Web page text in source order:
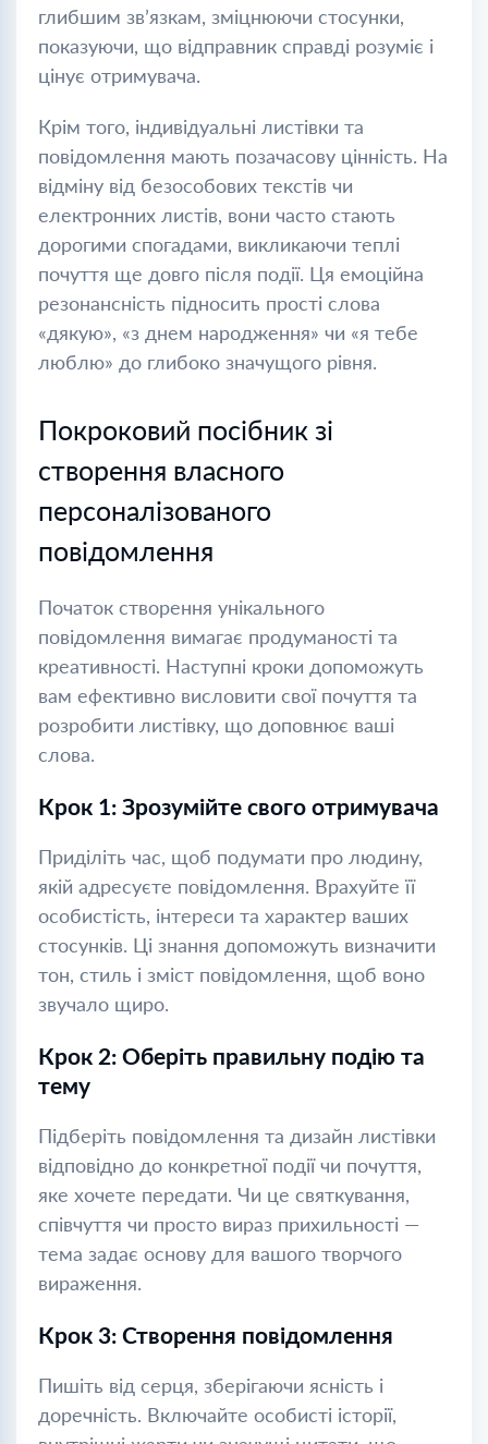
глибшим зв’язкам, зміцнюючи стосунки,
показуючи, що відправник справді розуміє і
цінує отримувача.
Крім того, індивідуальні листівки та
повідомлення мають позачасову цінність. На
відміну від безособових текстів чи
електронних листів, вони часто стають
дорогими спогадами, викликаючи теплі
почуття ще довго після події. Ця емоційна
резонансність підносить прості слова
«дякую», «з днем народження» чи «я тебе
люблю» до глибоко значущого рівня.
Покроковий посібник зі
створення власного
персоналізованого
повідомлення
Початок створення унікального
повідомлення вимагає продуманості та
креативності. Наступні кроки допоможуть
вам ефективно висловити свої почуття та
розробити листівку, що доповнює ваші
слова.
Крок 1: Зрозумійте свого отримувача
Приділіть час, щоб подумати про людину,
якій адресуєте повідомлення. Врахуйте її
особистість, інтереси та характер ваших
стосунків. Ці знання допоможуть визначити
тон, стиль і зміст повідомлення, щоб воно
звучало щиро.
Крок 2: Оберіть правильну подію та
тему
Підберіть повідомлення та дизайн листівки
відповідно до конкретної події чи почуття,
яке хочете передати. Чи це святкування,
співчуття чи просто вираз прихильності —
тема задає основу для вашого творчого
вираження.
Крок 3: Створення повідомлення
Пишіть від серця, зберігаючи ясність і
доречність. Включайте особисті історії,